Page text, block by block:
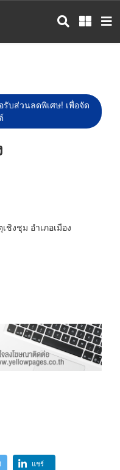
บส่วนลดพิเศษ! เพื่อจัด
งชุม อำเภอเมือง
แชร์